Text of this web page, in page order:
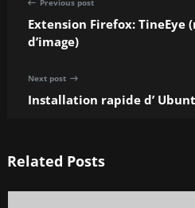
Previous post
Extension Firefox: TineEye
d’image)
Next post
Installation rapide d’
Related Posts